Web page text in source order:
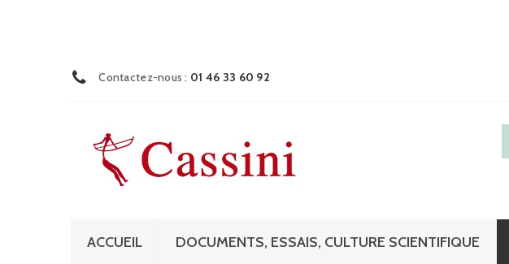
Contactez-nous : 01 46 33 60 92
ACCUEIL DOCUMENTS, ESSAIS, CULTURE SCIENTIFIQUE